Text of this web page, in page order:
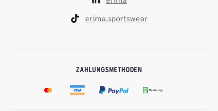
erima.sportswear
ZAHLUNGSMETHODEN